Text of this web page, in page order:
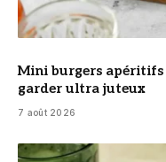
Mini burgers apéritifs
garder ultra juteux
7 août 2026
© DR